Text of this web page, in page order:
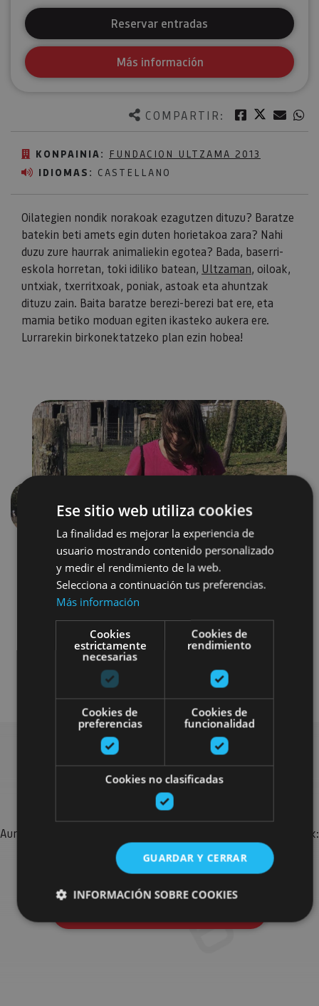
COMPARTIR: Facebook
Twitter
KONPAINIA: FUNDACION ULTZAMA 2013
IDIOMAS: CASTELLANO
Oilategien nondik norakoak ezagutzen dituzu? Baratze
batekin beti amets egin duten horietakoa zara? Nahi
duzu zure haurrak animaliekin egotea? Bada, baserri-
eskola horretan, toki idiliko batean, Ultzaman, oiloak,
untxiak, txerritxoak, poniak, astoak eta ahuntzak
dituzu zain. Baita baratze berezi-berezi bat ere, eta
mamia betiko moduan egiten ikasteko aukera ere.
Lurrarekin birkonektatzeko plan ezin hobea!
Reservar entradas
Más información
Aurrekoa
Gastronomía Visitas guiadas
Granjas-escuela Otros
Bilatu plan gehiago
Aurkitu zure bidaia Nafarroan osatzeko planak eta iradokizunak:
jarduera antolatuak, bisitak eta agendaren ekitaldi
garrantzitsuenak.
Ese sitio web utiliza cookies
La finalidad es mejorar la experiencia de
usuario mostrando contenido personalizado
y medir el rendimiento de la web.
Selecciona a continuación tus preferencias.
Más información
Cookies
estrictamente
necesarias
Cookies de
rendimiento
Cookies de
preferencias
Cookies de
funcionalidad
Cookies no clasificadas
GUARDAR Y CERRAR
INFORMACIÓN SOBRE COOKIES